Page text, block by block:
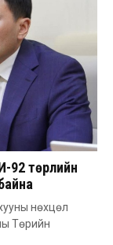
92 төрлийн
нөхцөл
Төрийн